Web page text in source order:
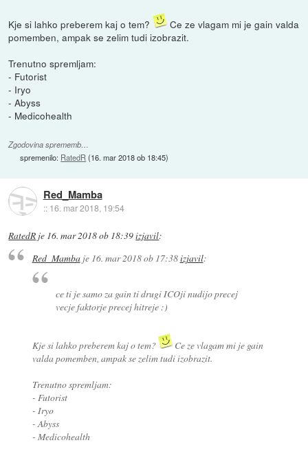
Kje si lahko preberem kaj o tem?
Ce ze vlagam mi je gain valda
pomemben, ampak se zelim tudi izobrazit.
Trenutno spremljam:
- Futorist
- Iryo
- Abyss
- Medicohealth
Zgodovina sprememb…
spremenilo: RatedR (16. mar 2018 ob 18:45)
Red_Mamba
:: 16. mar 2018, 19:54
RatedR je 16. mar 2018 ob 18:39izjavil:
Red_Mambaje 16. mar 2018 ob 17:38izjavil:
ce ti je samo za gain ti drugi ICOji nudijo precej
vecje faktorje precej hitreje :)
Kje si lahko preberem kaj o tem?
Ce ze vlagam mi je gain
valda pomemben, ampak se zelim tudi izobrazit.
Trenutno spremljam:
- Futorist
- Iryo
- Abyss
- Medicohealth